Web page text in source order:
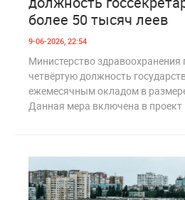
более 50 тысяч леев
9-06-2026, 22:54
Министерство здравоохранения
четвёртую должность
ежемесячным окладом в
Данная мера включена в проект